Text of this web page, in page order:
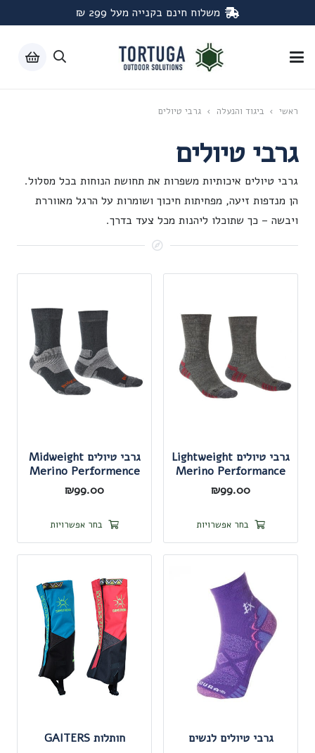
משלוח חינם בקנייה מעל 299 ₪
ראשי › ביגוד והנעלה › גרבי טיולים
גרבי טיולים
גרבי טיולים איכותיות משפרות את תחושת הנוחות בכל מסלול.
הן מנדפות זיעה, מפחיתות חיכוך ושומרות על הרגל מאווררת
ויבשה – כך שתוכלו ליהנות מכל צעד בדרך.
גרבי טיולים Lightweight
Merino Performance
₪99.00
בחר אפשרויות
זה
גרבי טיולים Midweight
Merino Performence
₪99.00
בחר אפשרויות
זה
גרבי טיולים לנשים חותלות GAITERS